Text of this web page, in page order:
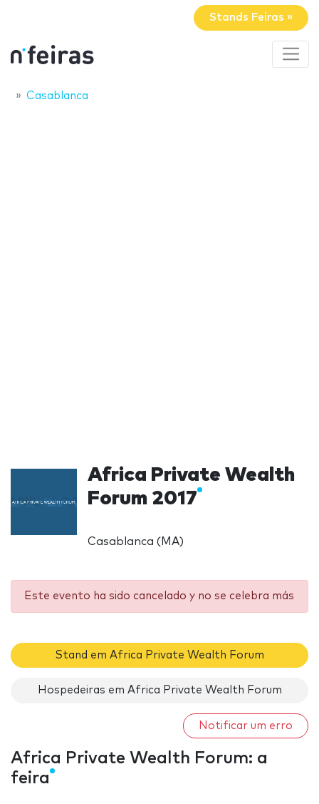
Stands Feiras »
Casablanca
Africa Private Wealth
Forum 2017
Casablanca (MA)
Este evento ha sido cancelado y no se celebra más
Stand em Africa Private Wealth Forum
Hospedeiras em Africa Private Wealth Forum
Notificar um erro
Africa Private Wealth Forum: a
feira